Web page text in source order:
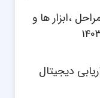
،ابزار ها و
دیجیتال